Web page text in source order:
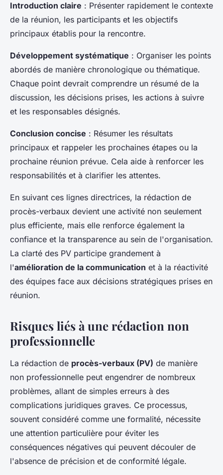
Introduction claire : Présenter rapidement le contexte
de la réunion, les participants et les objectifs
principaux établis pour la rencontre.
Développement systématique : Organiser les points
abordés de manière chronologique ou thématique.
Chaque point devrait comprendre un résumé de la
discussion, les décisions prises, les actions à suivre
et les responsables désignés.
Conclusion concise : Résumer les résultats
principaux et rappeler les prochaines étapes ou la
prochaine réunion prévue. Cela aide à renforcer les
responsabilités et à clarifier les attentes.
En suivant ces lignes directrices, la rédaction de
procès-verbaux devient une activité non seulement
plus efficiente, mais elle renforce également la
confiance et la transparence au sein de l'organisation.
La clarté des PV participe grandement à
l'amélioration de la communication et à la réactivité
des équipes face aux décisions stratégiques prises en
réunion.
Risques liés à une rédaction non
professionnelle
La rédaction de procès-verbaux (PV) de manière
non professionnelle peut engendrer de nombreux
problèmes, allant de simples erreurs à des
complications juridiques graves. Ce processus,
souvent considéré comme une formalité, nécessite
une attention particulière pour éviter les
conséquences négatives qui peuvent découler de
l'absence de précision et de conformité légale.